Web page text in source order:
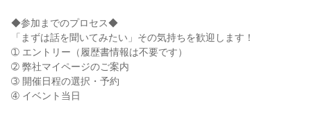
◆参加までのプロセス◆
「まずは話を聞いてみたい」その気持ちを歓迎します！
➀ エントリー（履歴書情報は不要です）
➁ 弊社マイページのご案内
➂ 開催日程の選択・予約
➃ イベント当日